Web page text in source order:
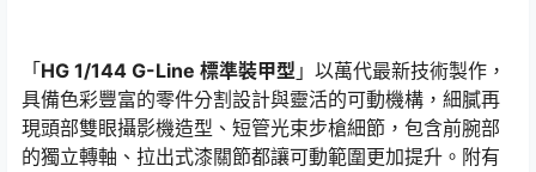
「HG 1/144 G-Line 標準裝甲型 」以萬代最新技術製作，
具備色彩豐富的零件分割設計與靈活的可動機構，細膩再
現頭部雙眼攝影機造型、短管光束步槍細節，包含前腕部
的獨立轉軸、拉出式漆關節都讓可動範圍更加提升。附有